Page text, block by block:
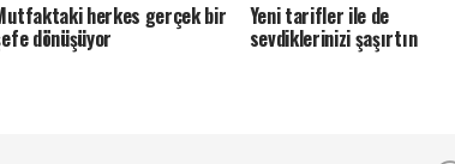
herkes gerçek bir
dönüşüyor
Yeni tarifler ile de
sevdiklerinizi şaşırtın